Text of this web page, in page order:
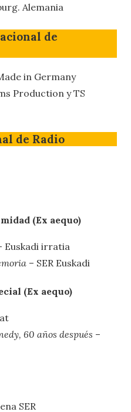
Alemania
de
in Germany
Production y TS
de Radio
(Ex aequo)
Euskadi irratia
– SER Euskadi
(Ex aequo)
60 años después –
SER